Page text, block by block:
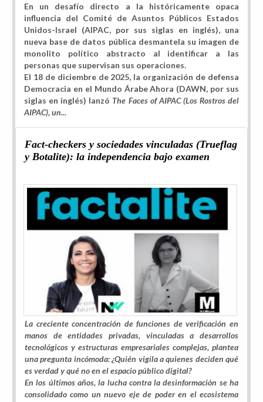
En un desafío directo a la históricamente opaca
influencia del Comité de Asuntos Públicos Estados
Unidos-Israel (AIPAC, por sus siglas en inglés), una
nueva base de datos pública desmantela su imagen de
monolito político abstracto al identificar a las
personas que supervisan sus operaciones.
El 18 de diciembre de 2025, la organización de defensa
Democracia en el Mundo Árabe Ahora (DAWN, por sus
siglas en inglés) lanzó The Faces of AIPAC (Los Rostros del
AIPAC), un...
Fact-checkers y sociedades vinculadas (Trueflag
y Botalite): la independencia bajo examen
La creciente concentración de funciones de verificación en
manos de entidades privadas, vinculadas a desarrollos
tecnológicos y estructuras empresariales complejas, plantea
una pregunta incómoda: ¿Quién vigila a quienes deciden qué
es verdad y qué no en el espacio público digital?
En los últimos años, la lucha contra la desinformación se ha
consolidado como un nuevo eje de poder en el ecosistema